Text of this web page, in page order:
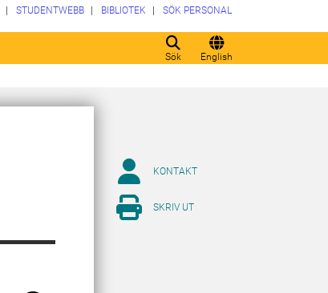
Sök English
STUDENTWEBB BIBLIOTEK SÖK PERSONAL
KONTAKT
SKRIV UT